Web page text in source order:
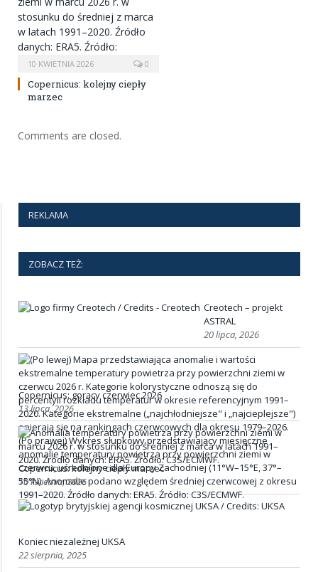
10 KWIETNIA 2026 0
Copernicus: kolejny ciepły
marzec
Comments are closed.
REKLAMA
ZOBACZ TEŻ:
Creotech – projekt
ASTRAL
20 lipca, 2026
Copernicus: gorący czerwiec 2026
13 lipca, 2026
Copernicus: kolejny ciepły marzec
10 kwietnia, 2026
Koniec niezależnej UKSA
22 sierpnia, 2025